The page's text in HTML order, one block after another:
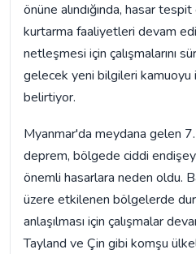
önüne alındığında, hasar
kurtarma faaliyetleri devam
netleşmesi için çalışmalarını
gelecek yeni bilgileri kamuoyu
belirtiyor.
Myanmar'da meydana gelen
deprem, bölgede ciddi
önemli hasarlara neden oldu.
üzere etkilenen bölgelerde
anlaşılması için çalışmalar
Tayland ve Çin gibi komşu